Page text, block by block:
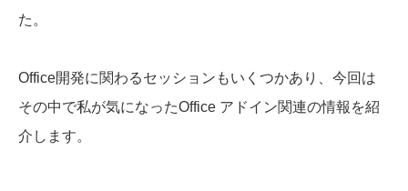
た。
Office開発に関わるセッションもいくつかあり、今回は
その中で私が気になったOffice アドイン関連の情報を紹
介します。